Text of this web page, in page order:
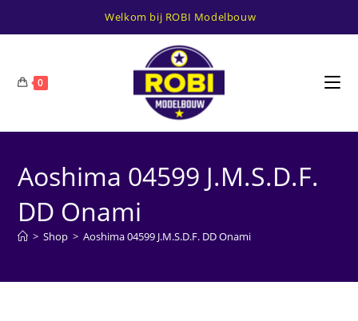
Welkom bij ROBI Modelbouw
0
Aoshima 04599 J.M.S.D.F.
DD Onami
> Shop > Aoshima 04599 J.M.S.D.F. DD Onami